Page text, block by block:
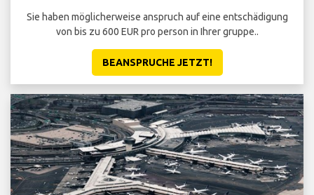
Sie haben möglicherweise anspruch auf eine entschädigung
von bis zu 600 EUR pro person in Ihrer gruppe..
BEANSPRUCHE JETZT!